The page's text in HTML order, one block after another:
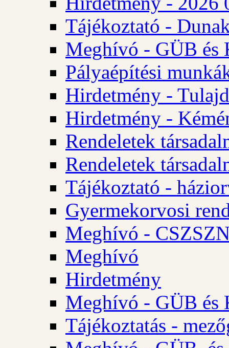
Tájékoztató -
Meghívó - GÜB és
Pályaépítési
Hirdetmény -
Hirdetmény -
Rendeletek
Rendeletek
Tájékoztató -
Gyermekorvosi
Meghívó -
Meghívó
Hirdetmény
Meghívó - GÜB és
Tájékoztatás -